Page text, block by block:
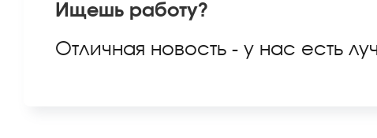
Ищешь работу?
Отличная новость - у нас есть